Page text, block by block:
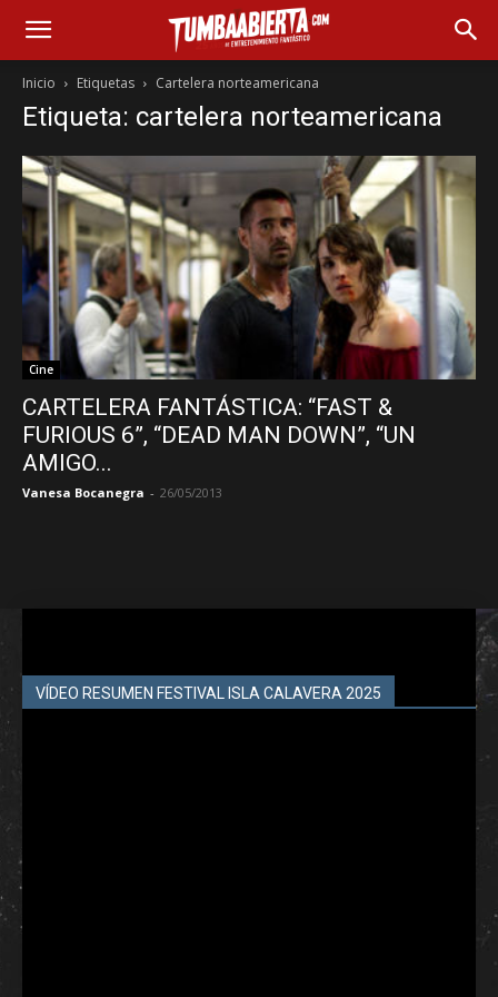
Inicio Etiquetas Cartelera norteamericana
Etiqueta: cartelera norteamericana
Cine
CARTELERA FANTÁSTICA: “FAST &
FURIOUS 6”, “DEAD MAN DOWN”, “UN
AMIGO...
Vanesa Bocanegra - 26/05/2013
VÍDEO RESUMEN FESTIVAL ISLA CALAVERA 2025